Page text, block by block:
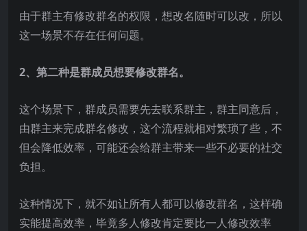
由于群主有修改群名的权限，想改名随时可以改，所以
这一场景不存在任何问题。
2、第二种是群成员想要修改群名。
这个场景下，群成员需要先去联系群主，群主同意后，
由群主来完成群名修改，这个流程就相对繁琐了些，不
但会降低效率，可能还会给群主带来一些不必要的社交
负担。
这种情况下，就不如让所有人都可以修改群名，这样确
实能提高效率，毕竟多人修改肯定要比一人修改效率